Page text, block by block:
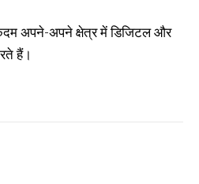
अपने-अपने क्षेत्र में डिजिटल और
हैं।